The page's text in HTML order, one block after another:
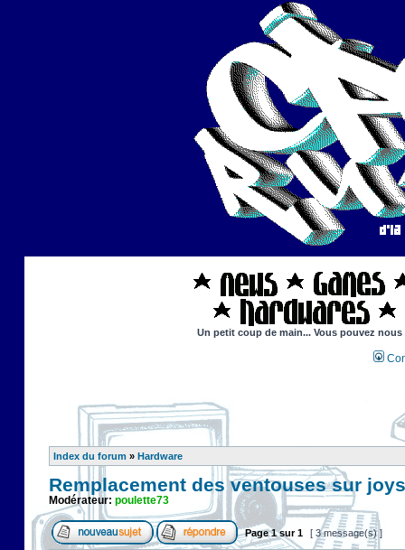
Un petit coup de main... Vous pouvez
Index du forum » Hardware
Remplacement des ventouses sur
Modérateur: poulette73
Page1sur1 [ 3 message(s) ]